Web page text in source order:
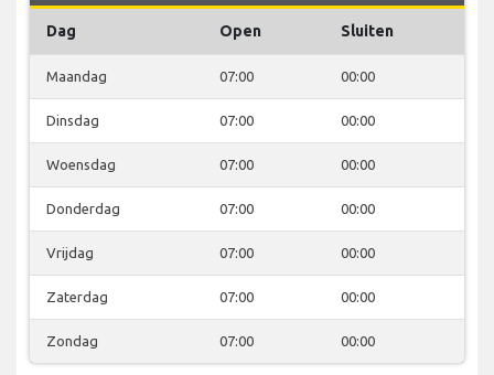
Dag Open Sluiten
Maandag 07:00 00:00
Dinsdag 07:00 00:00
Woensdag 07:00 00:00
Donderdag 07:00 00:00
Vrijdag 07:00 00:00
Zaterdag 07:00 00:00
Zondag 07:00 00:00